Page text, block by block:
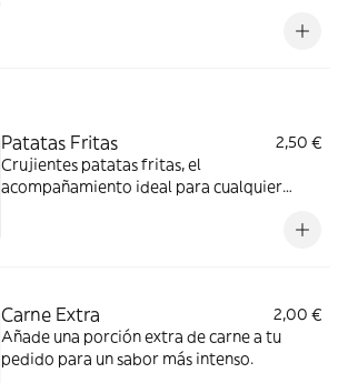
Patatas Fritas
2,50 €
Crujientes patatas fritas, el
acompañamiento ideal para cualquier
Carne Extra
2,00 €
Añade una porción extra de carne a tu
pedido para un sabor más intenso.